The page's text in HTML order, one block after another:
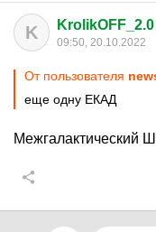
K KrolikOFF_2.0
09:50, 20.10.2022
От пользователя
еще одну ЕКАД
Межгалактический